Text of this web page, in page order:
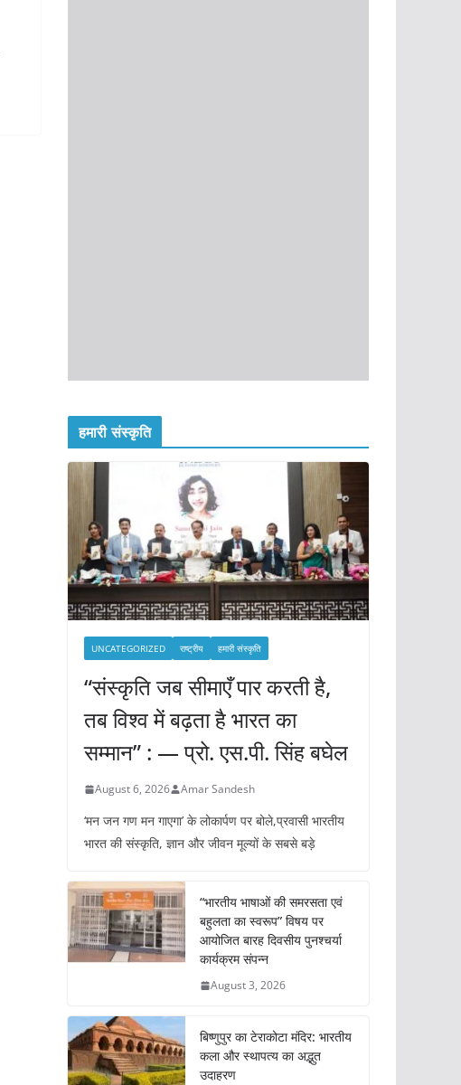
हमारी संस्कृति
UNCATEGORIZED राष्ट्रीय हमारी संस्कृति
“संस्कृति जब सीमाएँ पार करती है,
तब विश्व में बढ़ता है भारत का
सम्मान” : — प्रो. एस.पी. सिंह बघेल
August 6, 2026 Amar Sandesh
‘मन जन गण मन गाएगा’ के लोकार्पण पर बोले,प्रवासी भारतीय
भारत की संस्कृति, ज्ञान और जीवन मूल्यों के सबसे बड़े
“भारतीय भाषाओं की समरसता एवं
बहुलता का स्वरूप” विषय पर
आयोजित बारह दिवसीय पुनश्चर्या
कार्यक्रम संपन्न
August 3, 2026
बिष्णुपुर का टेराकोटा मंदिर: भारतीय
कला और स्थापत्य का अद्भुत
उदाहरण